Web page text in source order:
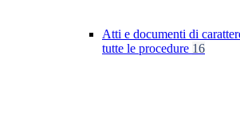
Atti e documenti di
tutte le procedure 16